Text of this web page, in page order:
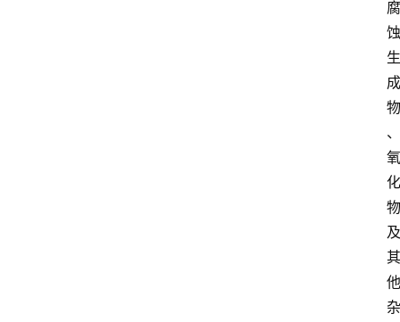
腐
蚀
生
成
物
、
氧
化
物
及
其
他
杂